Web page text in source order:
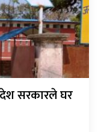
सरकारले घर